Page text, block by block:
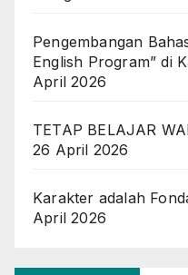
Pengembangan
English Program” di
April 2026
TETAP BELAJAR
26 April 2026
Karakter adalah
April 2026